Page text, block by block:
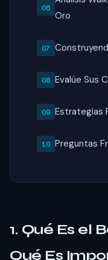
Oro
Evalúe Sus
Estrategias
Preguntas
1. Qué Es el
Qué Es